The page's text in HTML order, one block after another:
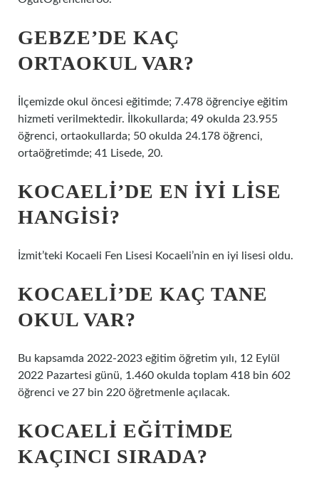
GEBZE’DE KAÇ
ORTAOKUL VAR?
İlçemizde okul öncesi eğitimde; 7.478 öğrenciye eğitim
hizmeti verilmektedir. İlkokullarda; 49 okulda 23.955
öğrenci, ortaokullarda; 50 okulda 24.178 öğrenci,
ortaöğretimde; 41 Lisede, 20.
KOCAELI’DE EN IYI LISE
HANGISI?
İzmit’teki Kocaeli Fen Lisesi Kocaeli’nin en iyi lisesi oldu.
KOCAELI’DE KAÇ TANE
OKUL VAR?
Bu kapsamda 2022-2023 eğitim öğretim yılı, 12 Eylül
2022 Pazartesi günü, 1.460 okulda toplam 418 bin 602
öğrenci ve 27 bin 220 öğretmenle açılacak.
KOCAELI EĞITIMDE
KAÇINCI SIRADA?